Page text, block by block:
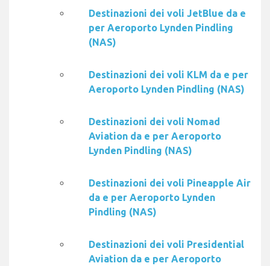
Destinazioni dei voli JetBlue da e
per Aeroporto Lynden Pindling
(NAS)
Destinazioni dei voli KLM da e per
Aeroporto Lynden Pindling (NAS)
Destinazioni dei voli Nomad
Aviation da e per Aeroporto
Lynden Pindling (NAS)
Destinazioni dei voli Pineapple Air
da e per Aeroporto Lynden
Pindling (NAS)
Destinazioni dei voli Presidential
Aviation da e per Aeroporto